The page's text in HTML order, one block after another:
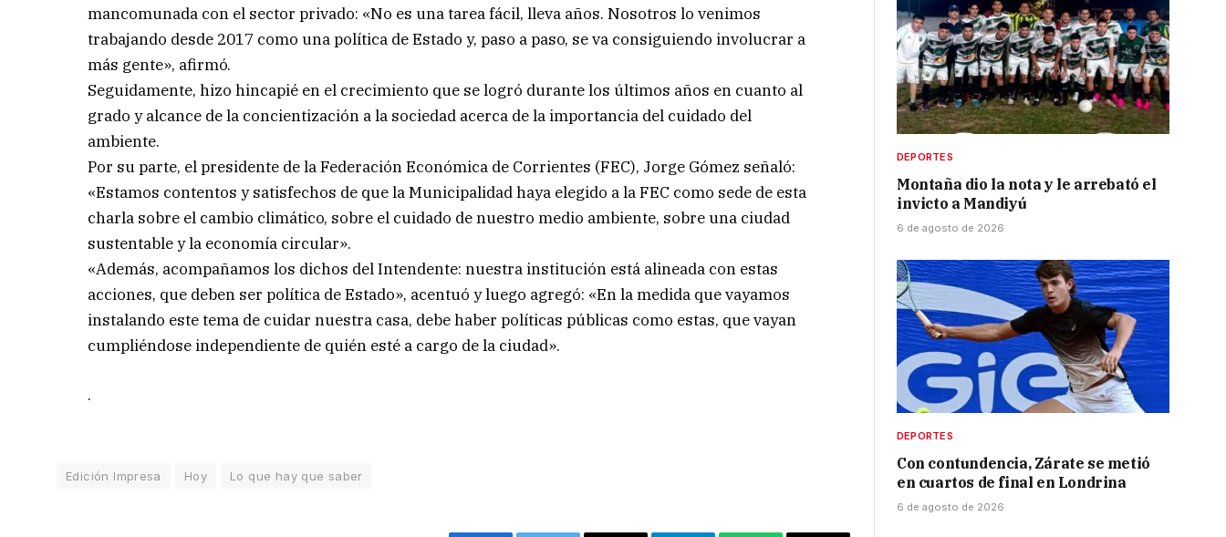
mancomunada con el sector privado: «No es una tarea fácil, lleva años. Nosotros lo venimos
trabajando desde 2017 como una política de Estado y, paso a paso, se va consiguiendo involucrar a
más gente», afirmó.
Seguidamente, hizo hincapié en el crecimiento que se logró durante los últimos años en cuanto al
grado y alcance de la concientización a la sociedad acerca de la importancia del cuidado del
ambiente.
Por su parte, el presidente de la Federación Económica de Corrientes (FEC), Jorge Gómez señaló:
«Estamos contentos y satisfechos de que la Municipalidad haya elegido a la FEC como sede de esta
charla sobre el cambio climático, sobre el cuidado de nuestro medio ambiente, sobre una ciudad
sustentable y la economía circular».
«Además, acompañamos los dichos del Intendente: nuestra institución está alineada con estas
acciones, que deben ser política de Estado», acentuó y luego agregó: «En la medida que vayamos
instalando este tema de cuidar nuestra casa, debe haber políticas públicas como estas, que vayan
cumpliéndose independiente de quién esté a cargo de la ciudad».
.
Edición Impresa Hoy Lo que hay que saber
DEPORTES
Montaña dio la nota y le arrebató el
invicto a Mandiyú
6 de agosto de 2026
DEPORTES
Con contundencia, Zárate se metió
en cuartos de final en Londrina
6 de agosto de 2026